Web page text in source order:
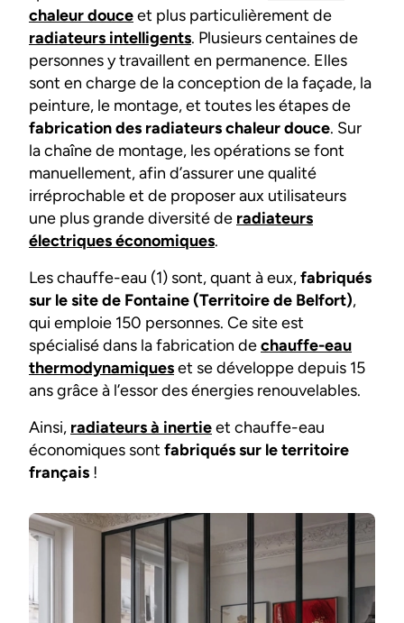
chaleur douceet plus particulièrement de
radiateurs intelligents. Plusieurs centaines de
personnes y travaillent en permanence. Elles
sont en charge de la conception de la façade, la
peinture, le montage, et toutes les étapes de
fabrication des radiateurs chaleur douce. Sur
la chaîne de montage, les opérations se font
manuellement, afin d’assurer une qualité
irréprochable et de proposer aux utilisateurs
une plus grande diversité de radiateurs
électriques économiques.
Les chauffe-eau (1) sont, quant à eux,fabriqués
sur le site de Fontaine (Territoire de Belfort),
qui emploie 150 personnes. Ce site est
spécialisé dans la fabrication dechauffe-eau
thermodynamiqueset se développe depuis 15
ans grâce à l’essor des énergies renouvelables.
Ainsi, radiateurs à inertieet chauffe-eau
économiques sont fabriqués sur le territoire
français !